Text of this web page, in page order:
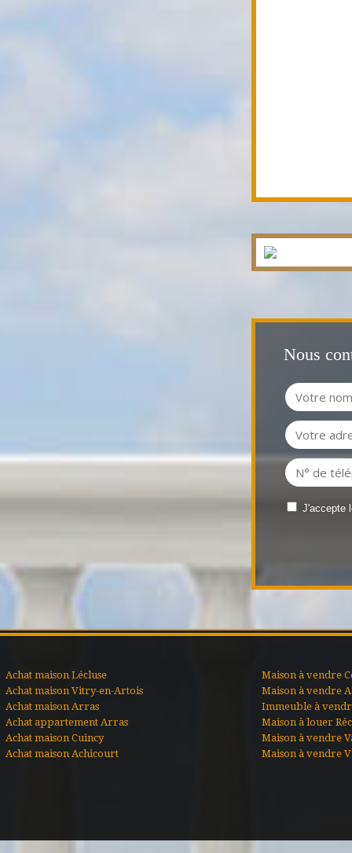
Nous
J'accepte
Achat maison Lécluse
Achat maison Vitry-en-Artois
Achat maison Arras
Achat appartement Arras
Achat maison Cuincy
Achat maison Achicourt
Maison à vendre
Maison à vendre
Immeuble à
Maison à louer
Maison à vendre
Maison à vendre